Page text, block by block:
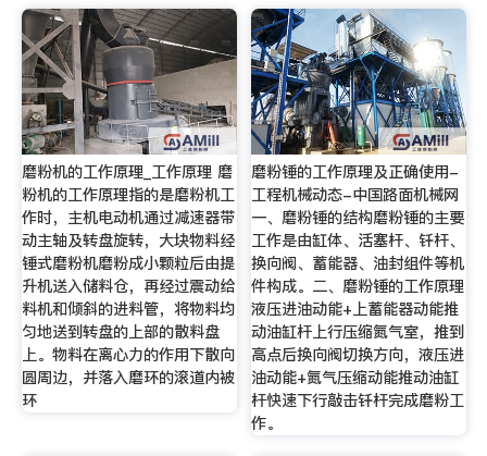
磨粉机的工作原理_工作原理 磨
粉机的工作原理指的是磨粉机工
作时，主机电动机通过减速器带
动主轴及转盘旋转，大块物料经
锤式磨粉机磨粉成小颗粒后由提
升机送入储料仓，再经过震动给
料机和倾斜的进料管，将物料均
匀地送到转盘的上部的散料盘
上。物料在离心力的作用下散向
圆周边，并落入磨环的滚道内被
环
磨粉锤的工作原理及正确使用-
工程机械动态-中国路面机械网
一、磨粉锤的结构磨粉锤的主要
工作是由缸体、活塞杆、钎杆、
换向阀、蓄能器、油封组件等机
件构成。二、磨粉锤的工作原理
液压进油动能+上蓄能器动能推
动油缸杆上行压缩氮气室，推到
高点后换向阀切换方向，液压进
油动能+氮气压缩动能推动油缸
杆快速下行敲击钎杆完成磨粉工
作。